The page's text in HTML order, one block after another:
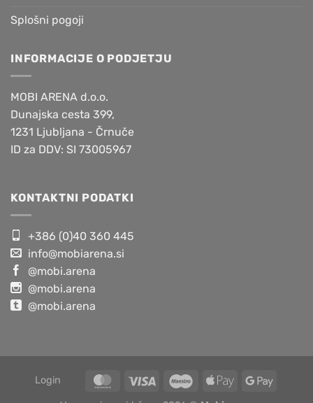
Splošni pogoji
INFORMACIJE O PODJETJU
MOBI ARENA d.o.o.
Dunajska cesta 399,
1231 Ljubljana - Črnuče
ID za DDV: SI 73005967
KONTAKTNI PODATKI
+386 (0)40 360 445
info@mobiarena.si
@mobi.arena
@mobi.arena
@mobi.arena
Login